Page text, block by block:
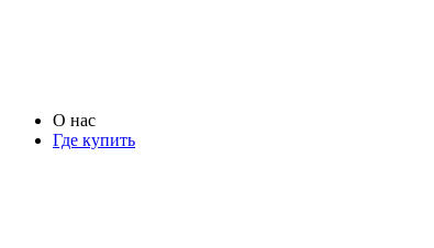
О нас
Где купить